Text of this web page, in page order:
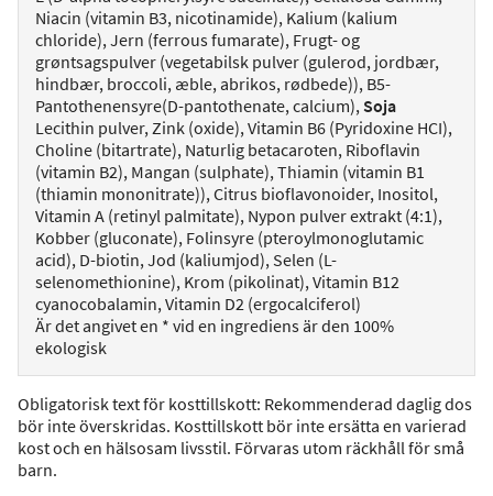
Niacin (vitamin B3, nicotinamide), Kalium (kalium
chloride), Jern (ferrous fumarate), Frugt- og
grøntsagspulver (vegetabilsk pulver (gulerod, jordbær,
hindbær, broccoli, æble, abrikos, rødbede)), B5-
Pantothenensyre(D-pantothenate, calcium),Soja
Lecithin pulver, Zink (oxide), Vitamin B6 (Pyridoxine HCI),
Choline (bitartrate), Naturlig betacaroten, Riboflavin
(vitamin B2), Mangan (sulphate), Thiamin (vitamin B1
(thiamin mononitrate)), Citrus bioflavonoider, Inositol,
Vitamin A (retinyl palmitate), Nypon pulver extrakt (4:1),
Kobber (gluconate), Folinsyre (pteroylmonoglutamic
acid), D-biotin, Jod (kaliumjod), Selen (L-
selenomethionine), Krom (pikolinat), Vitamin B12
cyanocobalamin, Vitamin D2 (ergocalciferol)
Är det angivet en * vid en ingrediens är den 100%
ekologisk
Obligatorisk text för kosttillskott: Rekommenderad daglig dos
bör inte överskridas. Kosttillskott bör inte ersätta en varierad
kost och en hälsosam livsstil. Förvaras utom räckhåll för små
barn.